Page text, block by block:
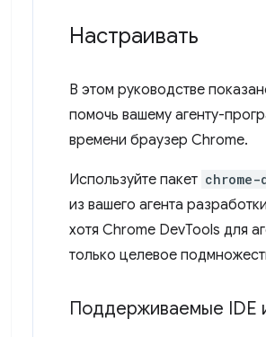
Настраивать
В этом руководстве
помочь вашему агенту-
времени браузер Chrome.
Используйте пакет
из вашего агента
хотя Chrome DevTools для
только целевое
Поддерживаемые IDE